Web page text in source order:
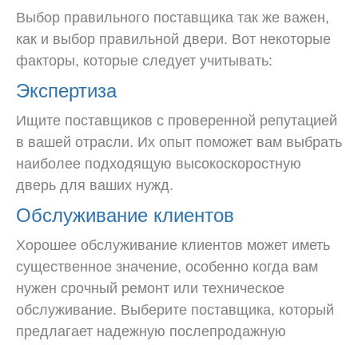
Выбор правильного поставщика так же важен,
как и выбор правильной двери. Вот некоторые
факторы, которые следует учитывать:
Экспертиза
Ищите поставщиков с проверенной репутацией
в вашей отрасли. Их опыт поможет вам выбрать
наиболее подходящую высокоскоростную
дверь для ваших нужд.
Обслуживание клиентов
Хорошее обслуживание клиентов может иметь
существенное значение, особенно когда вам
нужен срочный ремонт или техническое
обслуживание. Выберите поставщика, который
предлагает надежную послепродажную